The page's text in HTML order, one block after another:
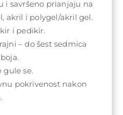
i savršeno prianjaju na
akril i polygel/akril gel.
i pedikir.
– do šest sedmica
gule se.
pokrivenost nakon